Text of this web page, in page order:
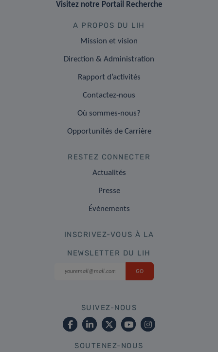
Visitez notre Portail Recherche
A PROPOS DU LIH
Mission et vision
Direction & Administration
Rapport d’activités
Contactez-nous
Où sommes-nous?
Opportunités de Carrière
RESTEZ CONNECTER
Actualités
Presse
Événements
INSCRIVEZ-VOUS À LA
NEWSLETTER DU LIH
SUIVEZ-NOUS
SOUTENEZ-NOUS